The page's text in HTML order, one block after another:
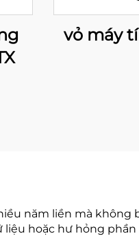
vỏ máy
năm liền mà không
hoặc hư hỏng